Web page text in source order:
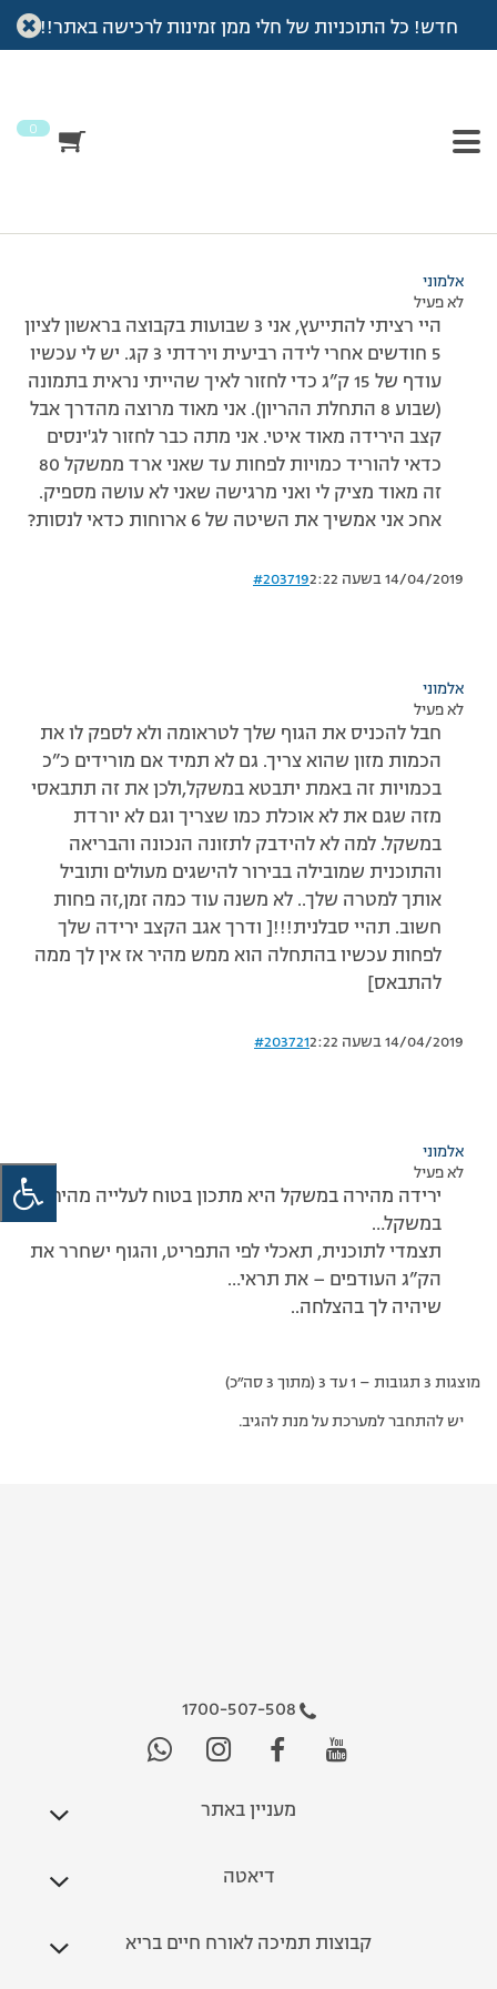
חדש! כל התוכניות של חלי ממן זמינות לרכישה באתר!!
0
עמוד הבית >דיונים>פורום >חדשה
מוצגות 3 תגובות – 1 עד 3 (מתוך 3 סה״כ)
אלמוני
לא פעיל
היי רציתי להתייעץ, אני 3 שבועות בקבוצה בראשון לציון
5 חודשים אחרי לידה רביעית וירדתי 3 קג. יש לי עכשיו
עודף של 15 ק”ג כדי לחזור לאיך שהייתי נראית בתמונה
(שבוע 8 התחלת ההריון). אני מאוד מרוצה מהדרך אבל
קצב הירידה מאוד איטי. אני מתה כבר לחזור לג'ינסים
כדאי להוריד כמויות לפחות עד שאני ארד ממשקל 80
זה מאוד מציק לי ואני מרגישה שאני לא עושה מספיק.
אחכ אני אמשיך את השיטה של 6 ארוחות כדאי לנסות?
14/04/2019 בשעה 2:22 #203719
אלמוני
לא פעיל
חבל להכניס את הגוף שלך לטראומה ולא לספק לו את
הכמות מזון שהוא צריך. גם לא תמיד אם מורידים כ”כ
בכמויות זה באמת יתבטא במשקל,ולכן את זה תתבאסי
מזה שגם את לא אוכלת כמו שצריך וגם לא יורדת
במשקל. למה לא להידבק לתזונה הנכונה והבריאה
והתוכנית שמובילה בבירור להישגים מעולים ותוביל
אותך למטרה שלך.. לא משנה עוד כמה זמן,זה פחות
חשוב. תהיי סבלנית!!![ ודרך אגב הקצב ירידה שלך
לפחות עכשיו בהתחלה הוא ממש מהיר אז אין לך ממה
להתבאס]
14/04/2019 בשעה 2:22 #203721
אלמוני
לא פעיל
ירידה מהירה במשקל היא מתכון בטוח לעלייה מהירה
במשקל…
תצמדי לתוכנית, תאכלי לפי התפריט, והגוף ישחרר את
הק”ג העודפים – את תראי…
שיהיה לך בהצלחה..
מוצגות 3 תגובות – 1 עד 3 (מתוך 3 סה״כ)
יש להתחבר למערכת על מנת להגיב.
1700-507-508
מעניין באתר
דיאטה
קבוצות תמיכה לאורח חיים בריא